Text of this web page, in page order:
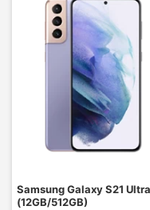
Samsung Galaxy S21
(12GB/512GB)